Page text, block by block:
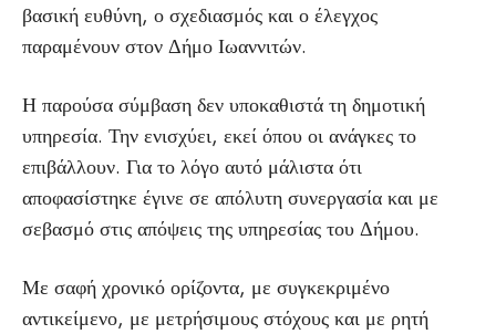
βασική ευθύνη, ο σχεδιασμός και ο έλεγχος
παραμένουν στον Δήμο Ιωαννιτών.
Η παρούσα σύμβαση δεν υποκαθιστά τη δημοτική
υπηρεσία. Την ενισχύει, εκεί όπου οι ανάγκες το
επιβάλλουν. Για το λόγο αυτό μάλιστα ότι
αποφασίστηκε έγινε σε απόλυτη συνεργασία και με
σεβασμό στις απόψεις της υπηρεσίας του Δήμου.
Με σαφή χρονικό ορίζοντα, με συγκεκριμένο
αντικείμενο, με μετρήσιμους στόχους και με ρητή